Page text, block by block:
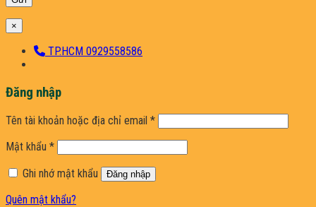
×
TP.HCM 0929558586
Đăng nhập
Tên tài khoản hoặc địa chỉ email *Bắt
buộc
Mật khẩu *Bắt
buộc
Ghi nhớ mật khẩu
Đăng nhập
Quên mật khẩu?